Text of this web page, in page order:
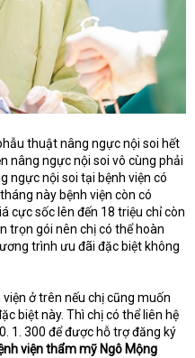
thuật nâng ngực nội soi hết
nâng ngực nội soi vô cùng phải
ngực nội soi tại bệnh viện có
này bệnh viện còn có
cực sốc lên đến 18 triệu chỉ còn
trọn gói nên chị có thể hoàn
trình ưu đãi đặc biệt không
ở trên nếu chị cũng muốn
biệt này. Thì chị có thể liên hệ
1. 300 để được hỗ trợ đăng ký
viện thẩm mỹ Ngô Mộng